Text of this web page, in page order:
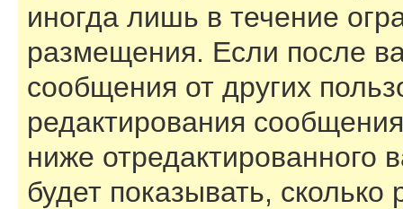
иногда лишь в течение
размещения. Если после
сообщения от других
редактирования
ниже
будет показывать,